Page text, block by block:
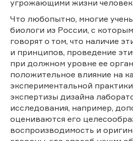
угрожающими жизни
Что любопытно, многие
биологи из России, с
говорят о том, что наличие
и принципов, проведение
при должном уровне ее
положительное влияние на
экспериментальной
экспертизы дизайна
исследования, например,
оцениваются его
воспроизводимость и